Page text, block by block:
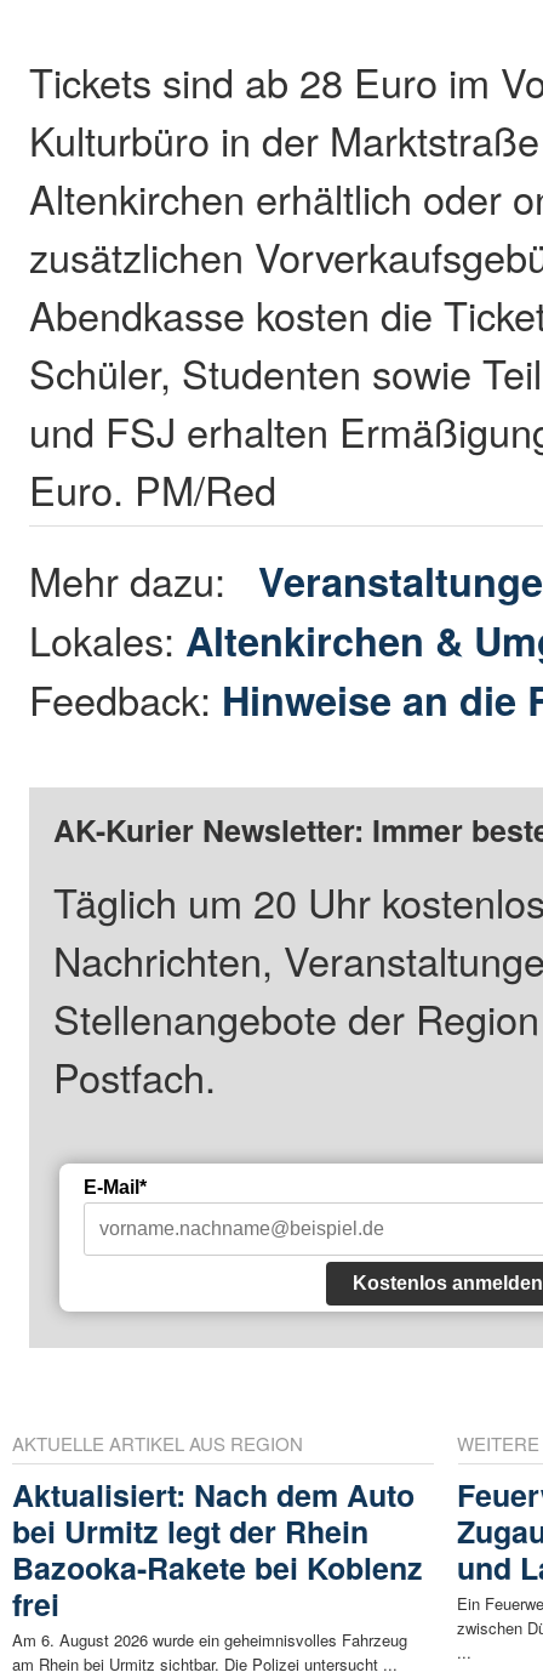
Tickets sind ab 28 Euro im
Kulturbüro in der
Altenkirchen erhältlich oder
zusätzlichen
Abendkasse kosten die
Schüler, Studenten sowie
und FSJ erhalten
Euro. PM/Red
Mehr dazu:
Lokales: Altenkirchen &
Feedback: Hinweise an die
AK-Kurier Newsletter: Immer
Täglich um 20 Uhr
Nachrichten,
Stellenangebote der
Postfach.
E-Mail*
Kostenlos anmelden
AKTUELLE ARTIKEL AUS REGION
Aktualisiert: Nach dem Auto
bei Urmitz legt der Rhein
Bazooka-Rakete bei Koblenz
frei
Am 6. August 2026 wurde ein geheimnisvolles Fahrzeug
am Rhein bei Urmitz sichtbar. Die Polizei untersucht ...
und
Ein
zwischen
...